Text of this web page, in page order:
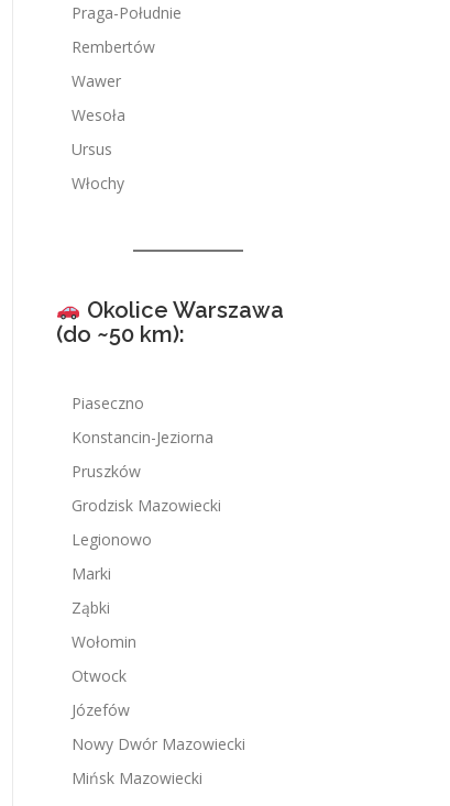
Praga-Południe
Rembertów
Wawer
Wesoła
Ursus
Włochy
Okolice Warszawa
(do ~50 km):
Piaseczno
Konstancin-Jeziorna
Pruszków
Grodzisk Mazowiecki
Legionowo
Marki
Ząbki
Wołomin
Otwock
Józefów
Nowy Dwór Mazowiecki
Mińsk Mazowiecki